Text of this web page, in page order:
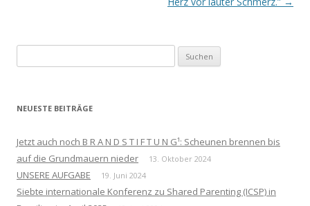
nach:
NEUESTE BEITRÄGE
Jetzt auch noch B R A N D S T I F T U N G¹: Scheunen brennen bis
auf die Grundmauern nieder
13. Oktober 2024
UNSERE AUFGABE 19. Juni 2024
Siebte internationale Konferenz zu Shared Parenting (ICSP) in